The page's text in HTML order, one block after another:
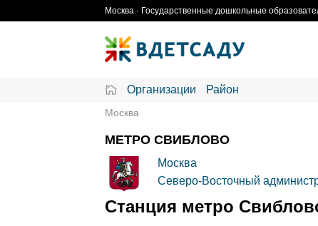
Москва · Государственные дошкольные
Организации Район
Москва
МЕТРО СВИБЛОВО
Москва
Северо-Восточный
Станция метро